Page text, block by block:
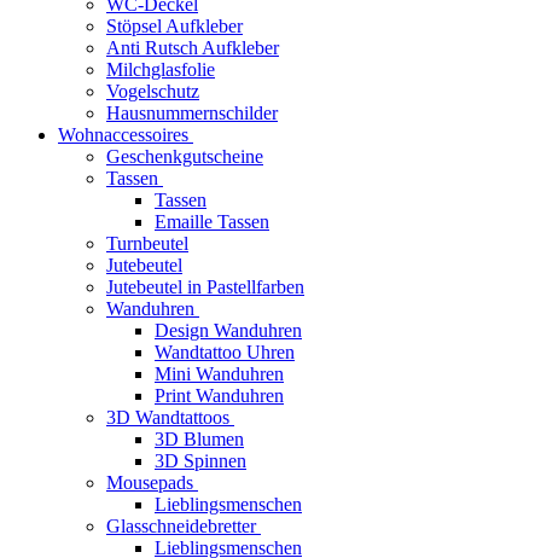
WC-Deckel
Stöpsel Aufkleber
Anti Rutsch Aufkleber
Milchglasfolie
Vogelschutz
Hausnummernschilder
Wohnaccessoires
Geschenkgutscheine
Tassen
Tassen
Emaille Tassen
Turnbeutel
Jutebeutel
Jutebeutel in Pastellfarben
Wanduhren
Design Wanduhren
Wandtattoo Uhren
Mini Wanduhren
Print Wanduhren
3D Wandtattoos
3D Blumen
3D Spinnen
Mousepads
Lieblingsmenschen
Glasschneidebretter
Lieblingsmenschen